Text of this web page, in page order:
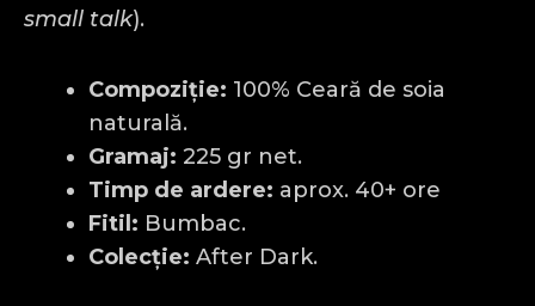
small talk).
Compoziție: 100% Ceară de soia
naturală.
Gramaj: 225 gr net.
Timp de ardere: aprox. 40+ ore
Fitil: Bumbac.
Colecție: After Dark.